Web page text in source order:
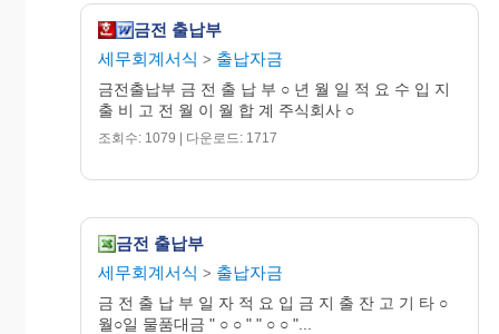
금전 출납부
세무회계서식 > 출납자금
금전출납부 금 전 출 납 부 ○ 년 월 일 적 요 수 입 지
출 비 고 전 월 이 월 합 계 주식회사 ○
조회수: 1079 | 다운로드: 1717
금전 출납부
세무회계서식 > 출납자금
금 전 출 납 부 일 자 적 요 입 금 지 출 잔 고 기 타 ○
월○일 물품대금 " ○ ○ " " ○ ○ "...